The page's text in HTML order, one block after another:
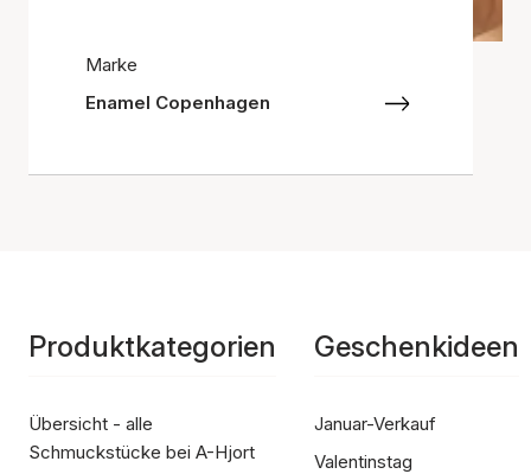
Marke
Enamel Copenhagen
Produktkategorien
Übersicht - alle
Schmuckstücke bei A-Hjort
Geschenkideen
Januar-Verkauf
Valentinstag